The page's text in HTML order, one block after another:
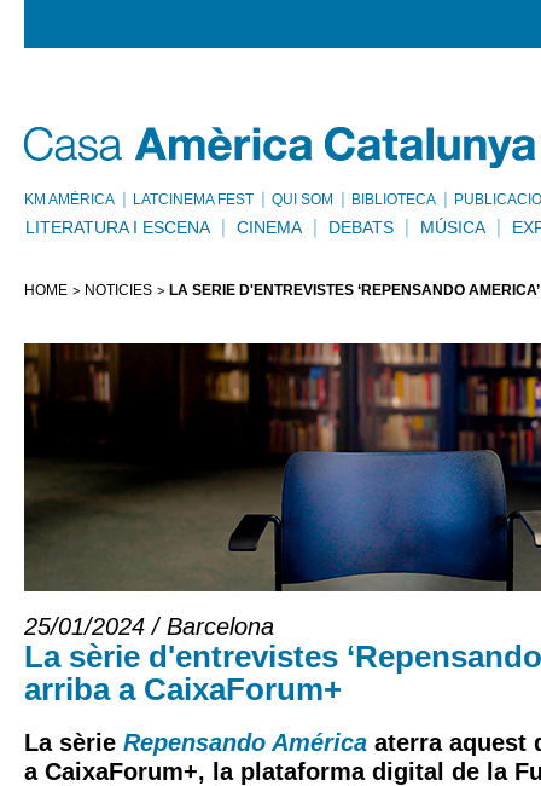
KM AMÈRICA LATCINEMA FEST QUI SOM BIBLIOTECA
LITERATURA I ESCENA CINEMA DEBATS MÚSICA
HOME NOTÍCIES LA SÈRIE D'ENTREVISTES ‘REPENSANDO
25/01/2024 / Barcelona
La sèrie d'entrevistes
arriba a CaixaForum+
La sèrie Repensando América aterra aquest
a CaixaForum+, la plataforma digital de la